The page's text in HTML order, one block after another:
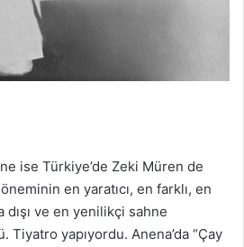
ise Türkiye’de Zeki Müren de
en yaratıcı, en farklı, en
dışı ve en yenilikçi sahne
Tiyatro yapıyordu. Anena’da “Çay